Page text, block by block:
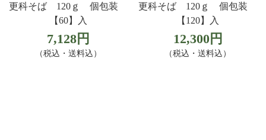
更科そば 120ｇ 個包装
【60】入
7,128円
（税込・送料込）
更科そば 120ｇ 個包装
【120】入
12,300円
（税込・送料込）